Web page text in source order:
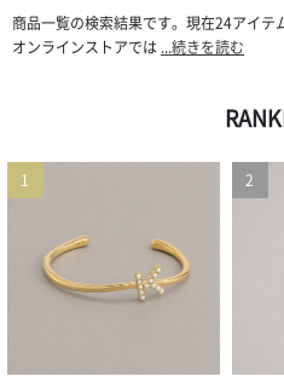
商品一覧の検索結果です。現在24アイ
オンラインストアでは ...続きを読む
1 2